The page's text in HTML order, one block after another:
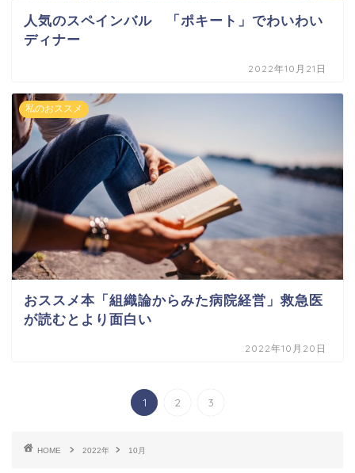
人気のスペインバル 「ポキート」でわいわい
ディナー
2022年10月21日
私のおススメ
おススメ本「組織論からみた病院経営」救急医
が読むとより面白い
2022年10月20日
1 2 3
HOME 2022年 10月